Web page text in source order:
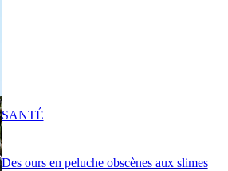
Des ours en peluche obscènes aux slimes
SANTÉ